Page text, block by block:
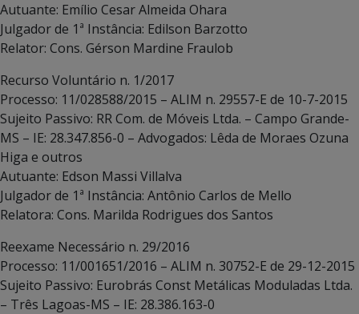
Autuante: Emílio Cesar Almeida Ohara
Julgador de 1ª Instância: Edilson Barzotto
Relator: Cons. Gérson Mardine Fraulob
Recurso Voluntário n. 1/2017
Processo: 11/028588/2015 – ALIM n. 29557-E de 10-7-2015
Sujeito Passivo: RR Com. de Móveis Ltda. – Campo Grande-
MS – IE: 28.347.856-0 – Advogados: Lêda de Moraes Ozuna
Higa e outros
Autuante: Edson Massi Villalva
Julgador de 1ª Instância: Antônio Carlos de Mello
Relatora: Cons. Marilda Rodrigues dos Santos
Reexame Necessário n. 29/2016
Processo: 11/001651/2016 – ALIM n. 30752-E de 29-12-2015
Sujeito Passivo: Eurobrás Const Metálicas Moduladas Ltda.
– Três Lagoas-MS – IE: 28.386.163-0